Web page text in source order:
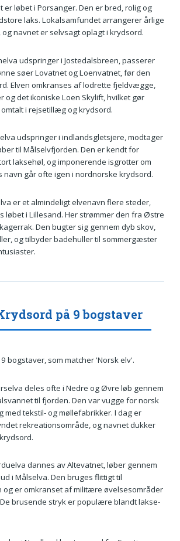
er løbet i Porsanger. Den er bred, rolig og
laks. Lokalsamfundet arrangerer årlige
navnet er selvsagt oplagt i krydsord.
udspringer i Jostedalsbreen, passerer
søer Lovatnet og Loenvatnet, før den
Elven omkranses af lodrette fjeldvægge,
og det ikoniske Loen Skylift, hvilket gør
i rejsetillæg og krydsord.
udspringer i indlandsgletsjere, modtager
til Målselvfjorden. Den er kendt for
laksehøl, og imponerende isgrotter om
navn går ofte igen i nordnorske krydsord.
er et almindeligt elvenavn flere steder,
løbet i Lillesand. Her strømmer den fra Østre
Den bugter sig gennem dyb skov,
og tilbyder badehuller til sommergæster
på 9 bogstaver
bogstaver, som matcher 'Norsk elv'.
deles ofte i Nedre og Øvre løb gennem
til fjorden. Den var vugge for norsk
med tekstil- og møllefabrikker. I dag er
rekreationsområde, og navnet dukker
dannes av Altevatnet, løber gennem
i Målselva. Den bruges flittigt til
og er omkranset af militære øvelsesområder
brusende stryk er populære blandt lakse-